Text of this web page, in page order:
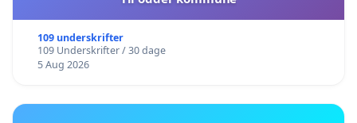
109 underskrifter
109 Underskrifter / 30 dage
5 Aug 2026